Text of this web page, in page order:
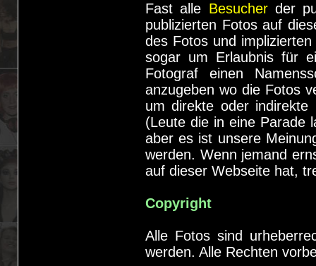
Fast alle Besucherder
publizierten Fotos auf
des Fotos und
sogar um Erlaubnis für
Fotograf einen
anzugeben wo die Fotos
um direkte oder
(Leute die in eine Parade
aber es ist unsere
werden. Wenn jemand
auf dieser Webseite hat,
Copyright
Alle Fotos sind
werden. Alle Rechten